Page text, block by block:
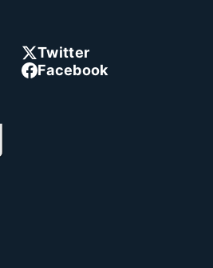
Twitter
Facebook